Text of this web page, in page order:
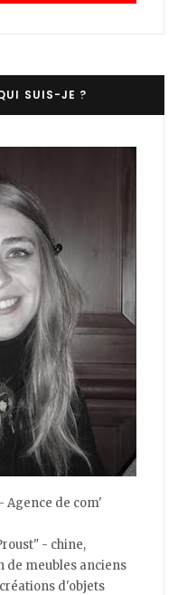
SUIS-JE ?
- Agence de com'
- chine,
de meubles anciens
d'objets